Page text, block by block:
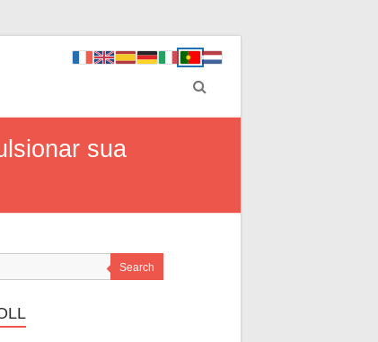
sua
Search